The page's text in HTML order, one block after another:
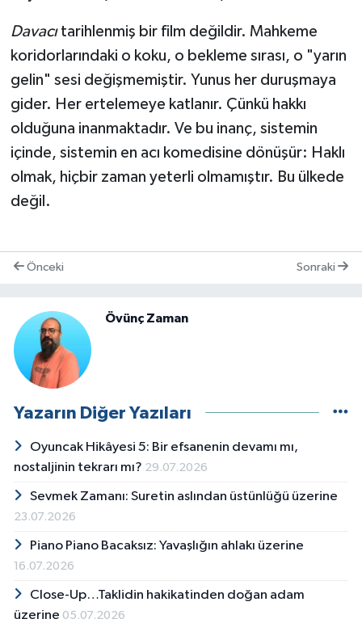
Davacıtarihlenmiş bir film değildir. Mahkeme
koridorlarındaki o koku, o bekleme sırası, o "yarın
gelin" sesi değişmemiştir. Yunus her duruşmaya
gider. Her ertelemeye katlanır. Çünkü hakkı
olduğuna inanmaktadır. Ve bu inanç, sistemin
içinde, sistemin en acı komedisine dönüşür: Haklı
olmak, hiçbir zaman yeterli olmamıştır. Bu ülkede
değil.
Önceki Sonraki
Övünç Zaman
Yazarın Diğer Yazıları
Oyuncak Hikâyesi 5: Bir efsanenin devamı mı,
nostaljinin tekrarı mı? 29.07.2026
Sevmek Zamanı: Suretin aslından üstünlüğü üzerine
23.07.2026
Piano Piano Bacaksız: Yavaşlığın ahlakı üzerine
16.07.2026
Close-Up…Taklidin hakikatinden doğan adam
üzerine 05.07.2026